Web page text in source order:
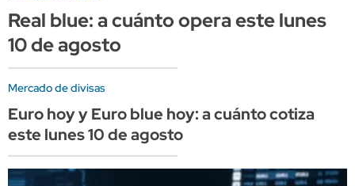
Real blue: a cuánto opera este lunes
10 de agosto
Mercado de divisas
Euro hoy y Euro blue hoy: a cuánto cotiza
este lunes 10 de agosto